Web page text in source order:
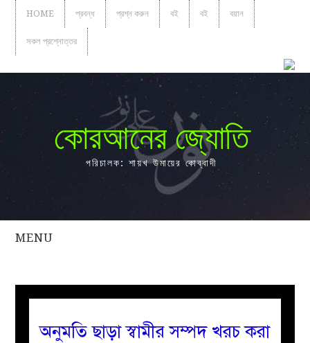
HOME প্রবন্ধ প্রশ্ন করুন বই বই বয়ান
সকল প্রশ্নোত্তর
কোরআনের জ্যোতি
পরিচালক: শায়খ উমায়ের কোব্বাদী
MENU
সকল
অনুমতি ছাড়া স্বামীর সম্পদ খরচ করা